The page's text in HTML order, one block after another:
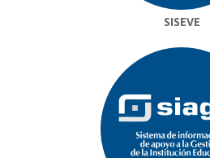
SISEVE